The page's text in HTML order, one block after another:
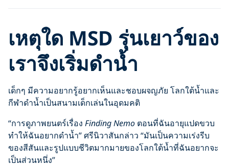
เหตุใด MSD รุ่นเยาว์ของ
เราจึงเริ่มดำน้ำ
เด็กๆ มีความอยากรู้อยากเห็นและชอบผจญภัย โลกใต้น้ำและ
กีฬาดำน้ำเป็นสนามเด็กเล่นในอุดมคติ
“การดูภาพยนตร์เรื่อง Finding Nemo ตอนที่ฉันอายุแปดขวบ
ทำให้ฉันอยากดำน้ำ” ศรีนิวาสันกล่าว “มันเป็นความเร่งรีบ
ของสีสันและรูปแบบชีวิตมากมายของโลกใต้น้ำที่ฉันอยากจะ
เป็นส่วนหนึ่ง”